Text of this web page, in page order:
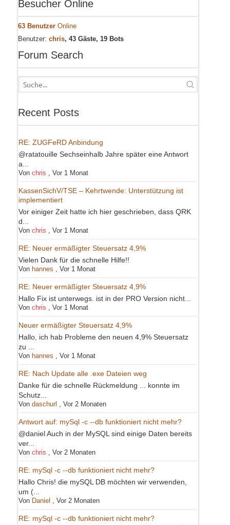
Besucher Online
63 Benutzer Online
Benutzer: chris, 43 Gäste, 19 Bots
Forum Search
Recent Posts
RE: ZUGFeRD Anbindung
@ratatouille Sechseinhalb Jahre später eine Antwort
a...
Von chris Vor 1 Monat
KassenSichV/TSE – Kehrtwende: Unterstützung ist
implementiert
Vor einiger Zeit hatte ich hier geschrieben, dass QRK
d...
Von chris Vor 1 Monat
RE: Neuer ermäßigter Steuersatz 4,9%
Vielen Dank für die schnelle Hilfe!!
Von hannes Vor 1 Monat
RE: Neuer ermäßigter Steuersatz 4,9%
Hallo Fix ist unterwegs. ist in der PRO Version nicht...
Von chris Vor 1 Monat
Neuer ermäßigter Steuersatz 4,9%
Hallo, ich hab Probleme den neuen 4,9% Steuersatz
zu ...
Von hannes Vor 1 Monat
RE: Nach Update alle .exe Dateien weg
Danke für die schnelle Rückmeldung ... konnte im
Schutz...
Von daschurl Vor 2 Monaten
Antwort auf: mySql -c --db funktioniert nicht mehr?
@daniel Auch in der MySQL sind einige Daten bereits
ver...
Von chris Vor 2 Monaten
RE: mySql -c --db funktioniert nicht mehr?
Hallo Chris! die mySQL DB möchten wir verwenden,
um (...
Von Daniel Vor 2 Monaten
RE: mySql -c --db funktioniert nicht mehr?